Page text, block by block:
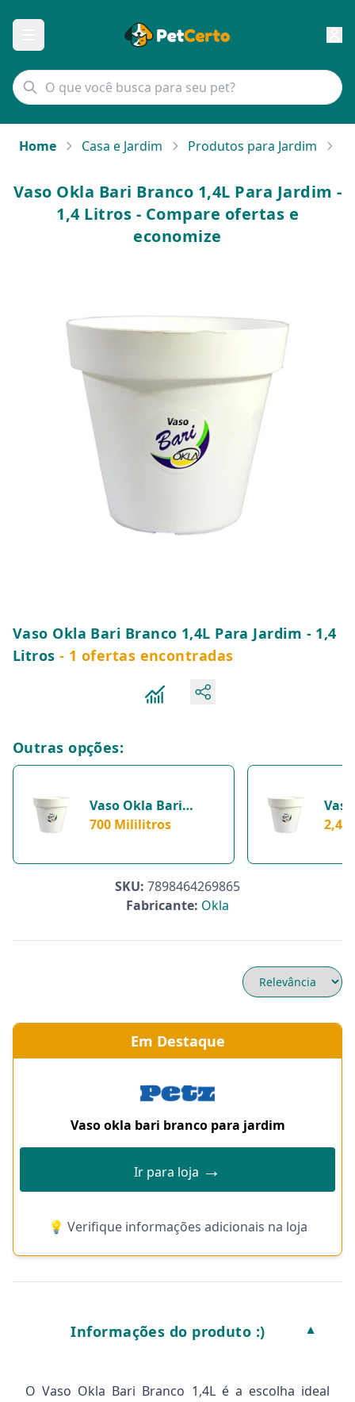
Home Casa e Jardim Produtos para Jardim
Vaso Okla Bari Branco 1,4L Para Jardim -
1,4 Litros - Compare ofertas e
economize
Vaso Okla Bari Branco 1,4L Para Jardim - 1,4
Litros - 1 ofertas encontradas
Outras opções:
Vaso Okla Bari
Branco 700Ml Para
Mililitros
700 Mililitros 2,4
SKU: 7898464269865
Fabricante: Okla
Em Destaque
Vaso okla bari branco para jardim
Ir para loja →
💡 Verifique informações adicionais na loja
Informações do produto :) ▼
O Vaso Okla Bari Branco 1,4L é a escolha ideal